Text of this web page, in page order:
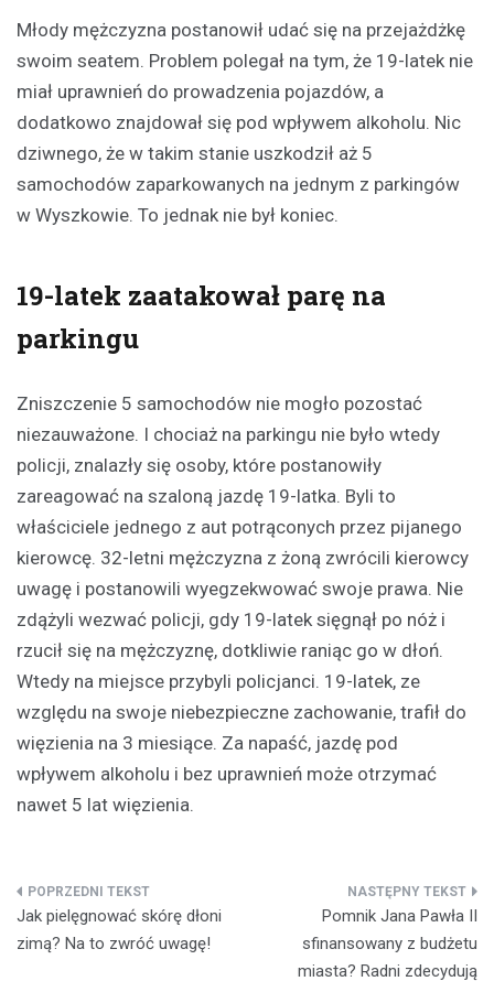
Młody mężczyzna postanowił udać się na przejażdżkę
swoim seatem. Problem polegał na tym, że 19-latek nie
miał uprawnień do prowadzenia pojazdów, a
dodatkowo znajdował się pod wpływem alkoholu. Nic
dziwnego, że w takim stanie uszkodził aż 5
samochodów zaparkowanych na jednym z parkingów
w Wyszkowie. To jednak nie był koniec.
19-latek zaatakował parę na
parkingu
Zniszczenie 5 samochodów nie mogło pozostać
niezauważone. I chociaż na parkingu nie było wtedy
policji, znalazły się osoby, które postanowiły
zareagować na szaloną jazdę 19-latka. Byli to
właściciele jednego z aut potrąconych przez pijanego
kierowcę. 32-letni mężczyzna z żoną zwrócili kierowcy
uwagę i postanowili wyegzekwować swoje prawa. Nie
zdążyli wezwać policji, gdy 19-latek sięgnął po nóż i
rzucił się na mężczyznę, dotkliwie raniąc go w dłoń.
Wtedy na miejsce przybyli policjanci. 19-latek, ze
względu na swoje niebezpieczne zachowanie, trafił do
więzienia na 3 miesiące. Za napaść, jazdę pod
wpływem alkoholu i bez uprawnień może otrzymać
nawet 5 lat więzienia.
Nawigacja
wpisu
Jak pielęgnować skórę dłoni
zimą? Na to zwróć uwagę!
Pomnik Jana Pawła II
sfinansowany z budżetu
miasta? Radni zdecydują